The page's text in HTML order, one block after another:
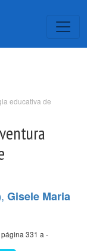
educativa de
, Gisele Maria
página 331 a -